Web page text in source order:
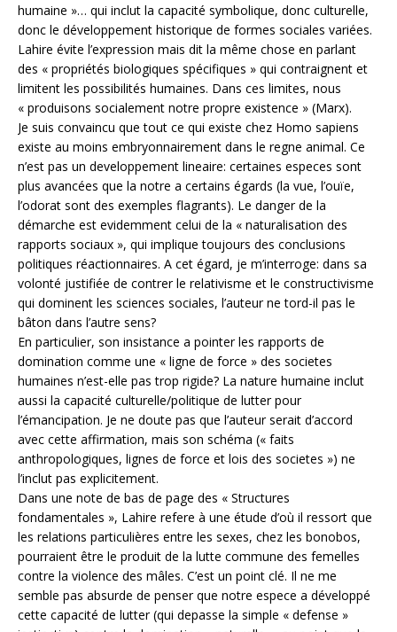
humaine »… qui inclut la capacité symbolique, donc culturelle,
donc le développement historique de formes sociales variées.
Lahire évite l’expression mais dit la même chose en parlant
des « propriétés biologiques spécifiques » qui contraignent et
limitent les possibilités humaines. Dans ces limites, nous
« produisons socialement notre propre existence » (Marx).
Je suis convaincu que tout ce qui existe chez Homo sapiens
existe au moins embryonnairement dans le regne animal. Ce
n’est pas un developpement lineaire: certaines especes sont
plus avancées que la notre a certains égards (la vue, l’ouïe,
l’odorat sont des exemples flagrants). Le danger de la
démarche est evidemment celui de la « naturalisation des
rapports sociaux », qui implique toujours des conclusions
politiques réactionnaires. A cet égard, je m’interroge: dans sa
volonté justifiée de contrer le relativisme et le constructivisme
qui dominent les sciences sociales, l’auteur ne tord-il pas le
bâton dans l’autre sens?
En particulier, son insistance a pointer les rapports de
domination comme une « ligne de force » des societes
humaines n’est-elle pas trop rigide? La nature humaine inclut
aussi la capacité culturelle/politique de lutter pour
l’émancipation. Je ne doute pas que l’auteur serait d’accord
avec cette affirmation, mais son schéma (« faits
anthropologiques, lignes de force et lois des societes ») ne
l’inclut pas explicitement.
Dans une note de bas de page des « Structures
fondamentales », Lahire refere à une étude d’où il ressort que
les relations particulières entre les sexes, chez les bonobos,
pourraient être le produit de la lutte commune des femelles
contre la violence des mâles. C’est un point clé. Il ne me
semble pas absurde de penser que notre espece a développé
cette capacité de lutter (qui depasse la simple « defense »